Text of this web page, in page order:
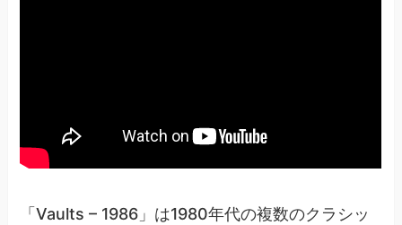
「Vaults – 1986」は1980年代の複数のクラシッ